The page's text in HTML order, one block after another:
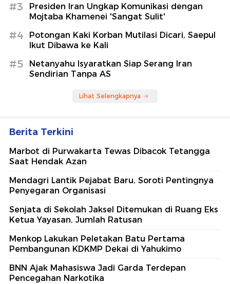
#3
Presiden Iran Ungkap Komunikasi dengan
Mojtaba Khamenei 'Sangat Sulit'
#4
Potongan Kaki Korban Mutilasi Dicari, Saepul
Ikut Dibawa ke Kali
#5
Netanyahu Isyaratkan Siap Serang Iran
Sendirian Tanpa AS
Lihat Selengkapnya
Berita Terkini
Marbot di Purwakarta Tewas Dibacok Tetangga
Saat Hendak Azan
Mendagri Lantik Pejabat Baru, Soroti Pentingnya
Penyegaran Organisasi
Senjata di Sekolah Jaksel Ditemukan di Ruang Eks
Ketua Yayasan, Jumlah Ratusan
Menkop Lakukan Peletakan Batu Pertama
Pembangunan KDKMP Dekai di Yahukimo
BNN Ajak Mahasiswa Jadi Garda Terdepan
Pencegahan Narkotika